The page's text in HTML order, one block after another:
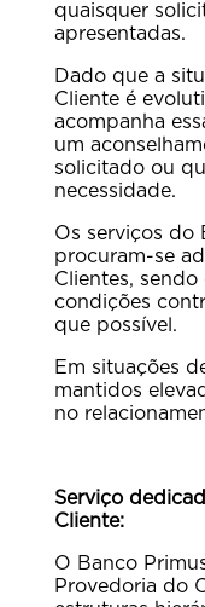
quaisquer
apresentadas.
Dado que a
Cliente é
acompanha
um
solicitado ou
necessidade.
Os serviços do
procuram-se
Clientes, sendo
condições
que possível.
Em situações
mantidos
no
Serviço
Cliente:
O Banco
Provedoria do